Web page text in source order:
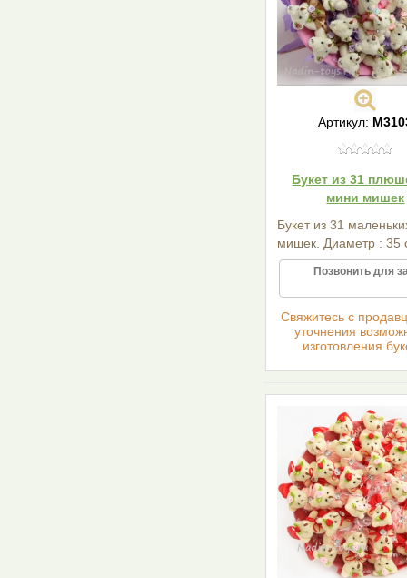
Артикул:
Букет из 31
мини мишек
Букет из 31
мишек. Диаметр : 35
Позвонить для
Cвяжитесь с
уточнения
изготовления